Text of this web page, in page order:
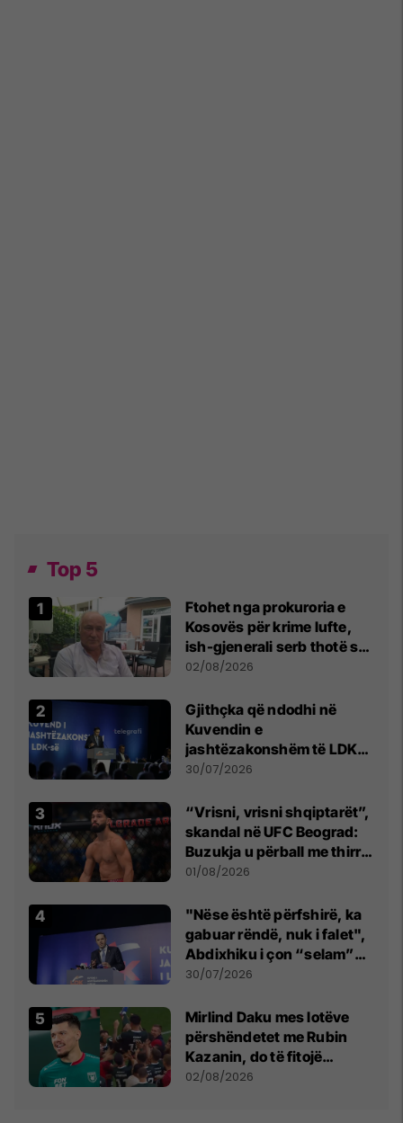
Top 5
Ftohet nga prokuroria e
Kosovës për krime lufte,
ish-gjenerali serb thotë se
dikush e tradhtoi në
02/08/2026
Gjithçka që ndodhi në
Kuvendin e
jashtëzakonshëm të LDK-
së
30/07/2026
“Vrisni, vrisni shqiptarët”,
skandal në UFC Beograd:
Buzukja u përball me thirrje
anti-shqiptare nga
01/08/2026
"Nëse është përfshirë, ka
gabuar rëndë, nuk i falet",
Abdixhiku i çon “selam”
Përparim Ramës
30/07/2026
Mirlind Daku mes lotëve
përshëndetet me Rubin
Kazanin, do të fitojë
miliona te Spartak Moska
02/08/2026